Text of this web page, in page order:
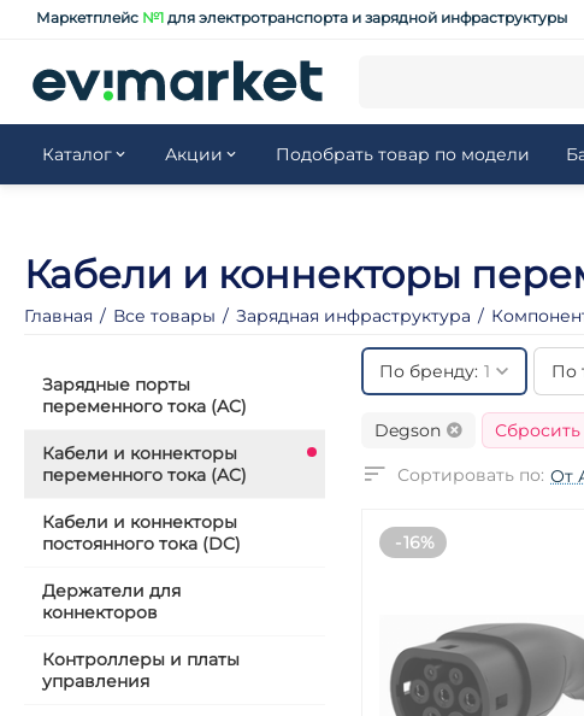
Маркетплейс №1 для электротранспорта и зарядной инфраструктуры
Каталог Акции Подобрать товар по модели
Кабели и коннекторы
Главная / Все товары / Зарядная инфраструктура /
По бренду: 1 По
Degson Сбросить
Сортировать по: От
16%
Зарядные порты
переменного тока (AC)
Кабели и коннекторы
переменного тока (AC)
Кабели и коннекторы
постоянного тока (DC)
Держатели для
коннекторов
Контроллеры и платы
управления